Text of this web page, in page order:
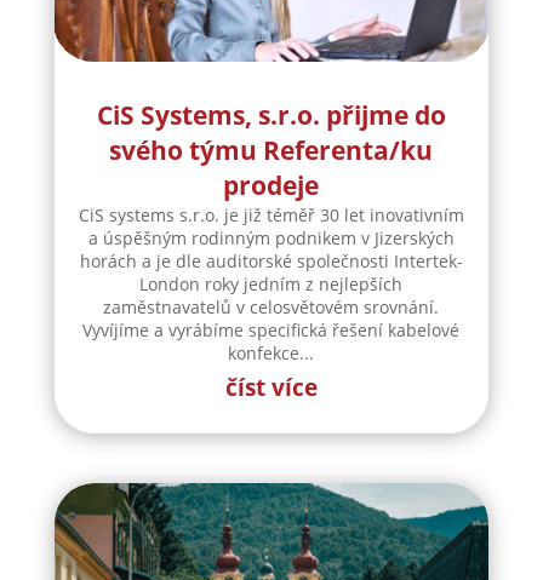
CiS Systems, s.r.o. přijme do
svého týmu Referenta/ku
prodeje
CiS systems s.r.o. je již téměř 30 let inovativním
a úspěšným rodinným podnikem v Jizerských
horách a je dle auditorské společnosti Intertek-
London roky jedním z nejlepších
zaměstnavatelů v celosvětovém srovnání.
Vyvíjíme a vyrábíme specifická řešení kabelové
konfekce...
číst více